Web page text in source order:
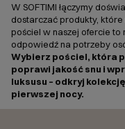
W SOFTIMI łączymy
dostarczać produkty,
pościel w naszej ofercie
odpowiedź na potrzeby
Wybierz pościel, która
poprawi jakość snu i
luksusu – odkryj
pierwszej nocy.